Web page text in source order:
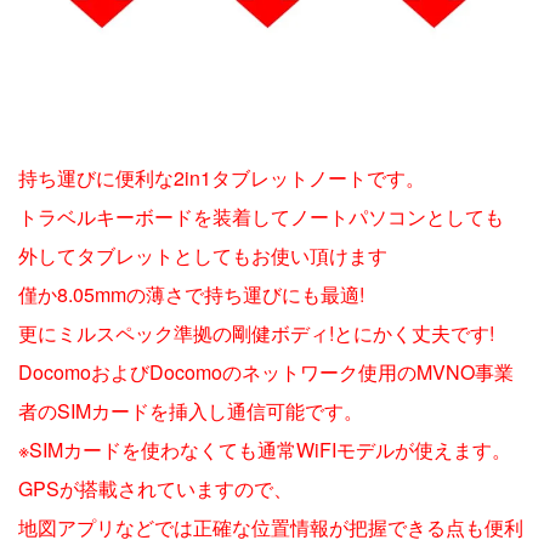
持ち運びに便利な2in1タブレットノートです。
トラベルキーボードを装着してノートパソコンとしても
外してタブレットとしてもお使い頂けます
僅か8.05mmの薄さで持ち運びにも最適!
更にミルスペック準拠の剛健ボディ!とにかく丈夫です!
DocomoおよびDocomoのネットワーク使用のMVNO事業
者のSIMカードを挿入し通信可能です。
※SIMカードを使わなくても通常WiFIモデルが使えます。
GPSが搭載されていますので、
地図アプリなどでは正確な位置情報が把握できる点も便利